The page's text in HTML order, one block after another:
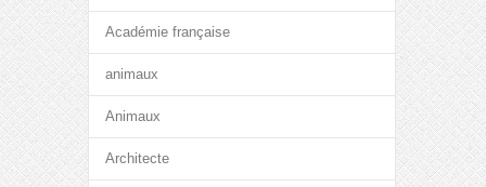
Académie française
animaux
Animaux
Architecte